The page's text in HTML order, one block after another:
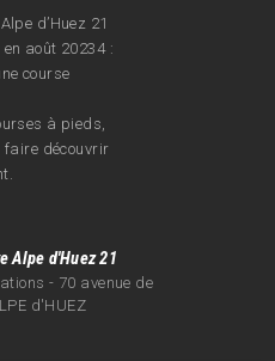
d’Huez 21
août 20234 :
course
à pieds,
faire découvrir
Alpe d'Huez 21
- 70 avenue de
d'HUEZ